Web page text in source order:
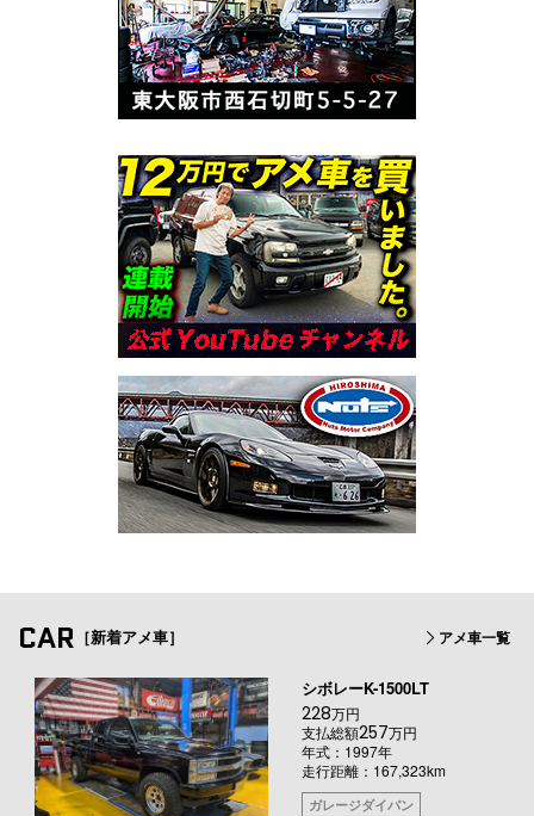
CAR ［新着アメ車］ アメ車一覧
シボレーK-1500LT
228万円
支払総額257万円
年式：1997年
走行距離：167,323km
ガレージダイバン